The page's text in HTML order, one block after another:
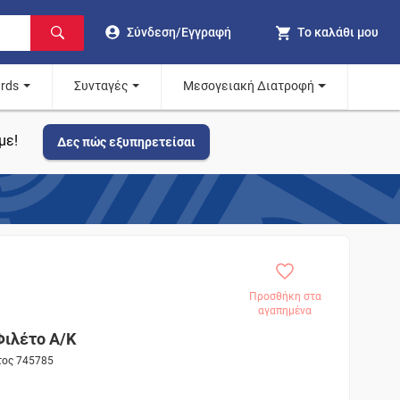
Σύνδεση/Εγγραφή Το καλάθι μου
Συνταγές Μεσογειακή Διατροφή
Δες πώς εξυπηρετείσαι
Προσθήκη στα
αγαπημένα
Α/Κ
745785